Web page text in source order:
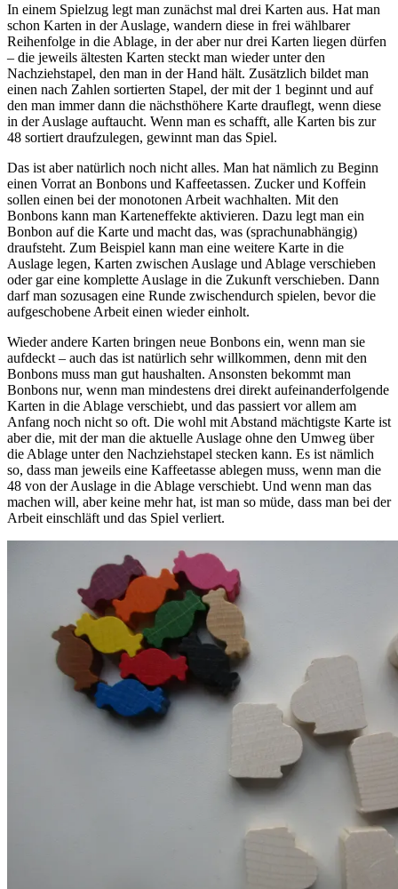
In einem Spielzug legt man zunächst mal drei Karten aus. Hat man
schon Karten in der Auslage, wandern diese in frei wählbarer
Reihenfolge in die Ablage, in der aber nur drei Karten liegen dürfen
– die jeweils ältesten Karten steckt man wieder unter den
Nachziehstapel, den man in der Hand hält. Zusätzlich bildet man
einen nach Zahlen sortierten Stapel, der mit der 1 beginnt und auf
den man immer dann die nächsthöhere Karte drauflegt, wenn diese
in der Auslage auftaucht. Wenn man es schafft, alle Karten bis zur
48 sortiert draufzulegen, gewinnt man das Spiel.
Das ist aber natürlich noch nicht alles. Man hat nämlich zu Beginn
einen Vorrat an Bonbons und Kaffeetassen. Zucker und Koffein
sollen einen bei der monotonen Arbeit wachhalten. Mit den
Bonbons kann man Karteneffekte aktivieren. Dazu legt man ein
Bonbon auf die Karte und macht das, was (sprachunabhängig)
draufsteht. Zum Beispiel kann man eine weitere Karte in die
Auslage legen, Karten zwischen Auslage und Ablage verschieben
oder gar eine komplette Auslage in die Zukunft verschieben. Dann
darf man sozusagen eine Runde zwischendurch spielen, bevor die
aufgeschobene Arbeit einen wieder einholt.
Wieder andere Karten bringen neue Bonbons ein, wenn man sie
aufdeckt – auch das ist natürlich sehr willkommen, denn mit den
Bonbons muss man gut haushalten. Ansonsten bekommt man
Bonbons nur, wenn man mindestens drei direkt aufeinanderfolgende
Karten in die Ablage verschiebt, und das passiert vor allem am
Anfang noch nicht so oft. Die wohl mit Abstand mächtigste Karte ist
aber die, mit der man die aktuelle Auslage ohne den Umweg über
die Ablage unter den Nachziehstapel stecken kann. Es ist nämlich
so, dass man jeweils eine Kaffeetasse ablegen muss, wenn man die
48 von der Auslage in die Ablage verschiebt. Und wenn man das
machen will, aber keine mehr hat, ist man so müde, dass man bei der
Arbeit einschläft und das Spiel verliert.